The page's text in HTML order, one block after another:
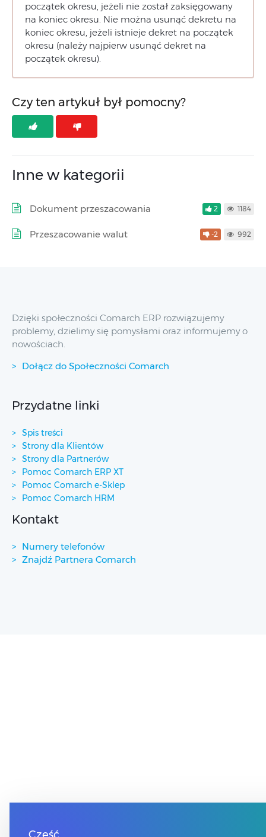
początek okresu, jeżeli nie został zaksięgowany
na koniec okresu. Nie można usunąć dekretu na
koniec okresu, jeżeli istnieje dekret na początek
okresu (należy najpierw usunąć dekret na
początek okresu).
Czy ten artykuł był pomocny?
Inne w kategorii
Dokument przeszacowania 2 1184
Przeszacowanie walut -2 992
Dzięki społeczności Comarch ERP rozwiązujemy
problemy, dzielimy się pomysłami oraz informujemy o
nowościach.
Dołącz do Społeczności Comarch
Przydatne linki
Spis treści
Strony dla Klientów
Strony dla Partnerów
Pomoc Comarch ERP XT
Pomoc Comarch e-Sklep
Pomoc Comarch HRM
Kontakt
Numery telefonów
Znajdź Partnera Comarch